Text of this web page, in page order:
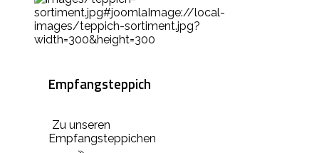
Empfangsteppich
Zu unseren
Empfangsteppichen